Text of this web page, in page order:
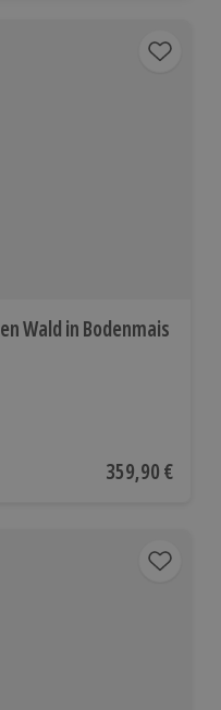
Wald in Bodenmais
Aktueller Preis
359,90 €